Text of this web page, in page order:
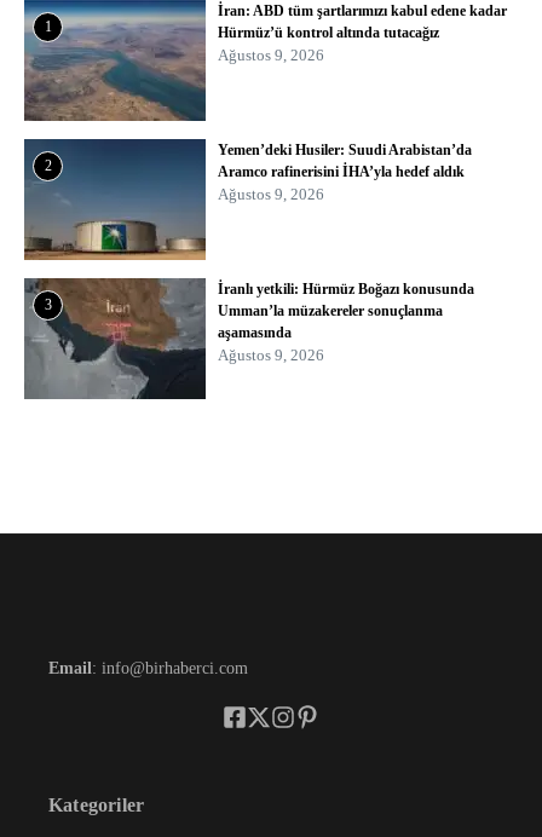
1
İran: ABD tüm şartlarımızı kabul edene kadar
Hürmüz’ü kontrol altında tutacağız
Ağustos 9, 2026
2
Yemen’deki Husiler: Suudi Arabistan’da
Aramco rafinerisini İHA’yla hedef aldık
Ağustos 9, 2026
3
İranlı yetkili: Hürmüz Boğazı konusunda
Umman’la müzakereler sonuçlanma
aşamasında
Ağustos 9, 2026
Email : info@birhaberci.com
Kategoriler